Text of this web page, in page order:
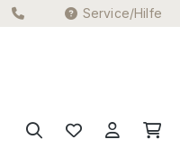
Service/Hilfe